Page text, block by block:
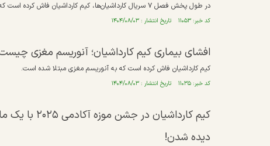
در طول پخش فصل ۷ سریال کارداشیان‌ها، کیم کارداشیان فاش کرده است که آنوریسم مغزی دارد.
کد خبر: ۱۱۰۵۳ تاریخ انتشار : ۱۴۰۴/۰۸/۰۳
افشای بیماری کیم کارداشیان؛ آنوریسم مغزی
کیم کارداشیان فاش کرده است که به آنوریسم مغزی مبتلا شده است.
کد خبر: ۱۱۰۳۵ تاریخ انتشار : ۱۴۰۴/۰۸/۰۳
کیم
دیده شدن!